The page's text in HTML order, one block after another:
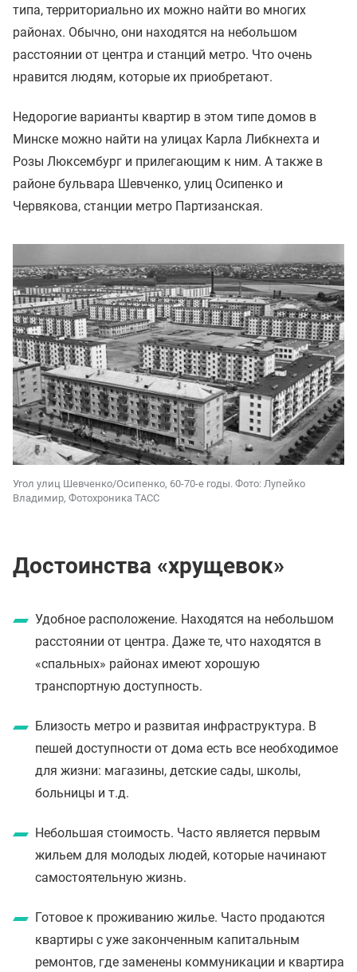
типа, территориально их можно найти во многих
районах. Обычно, они находятся на небольшом
расстоянии от центра и станций метро. Что очень
нравится людям, которые их приобретают.
Недорогие варианты квартир в этом типе домов в
Минске можно найти на улицах Карла Либкнехта и
Розы Люксембург и прилегающим к ним. А также в
районе бульвара Шевченко, улиц Осипенко и
Червякова, станции метро Партизанская.
Угол улиц Шевченко/Осипенко, 60-70-е годы. Фото: Лупейко
Владимир, Фотохроника ТАСС
Достоинства «хрущевок»
Удобное расположение. Находятся на небольшом
расстоянии от центра. Даже те, что находятся в
«спальных» районах имеют хорошую
транспортную доступность.
Близость метро и развитая инфраструктура. В
пешей доступности от дома есть все необходимое
для жизни: магазины, детские сады, школы,
больницы и т.д.
Небольшая стоимость. Часто является первым
жильем для молодых людей, которые начинают
самостоятельную жизнь.
Готовое к проживанию жилье. Часто продаются
квартиры с уже законченным капитальным
ремонтов, где заменены коммуникации и квартира